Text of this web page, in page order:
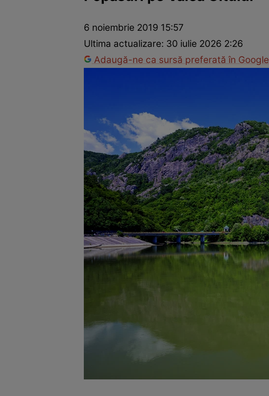
Dragoste și SexEvenimente
6 noiembrie 2019 15:57
Ultima actualizare: 30 iulie 2026 2:26
Adaugă-ne ca sursă preferată în Google